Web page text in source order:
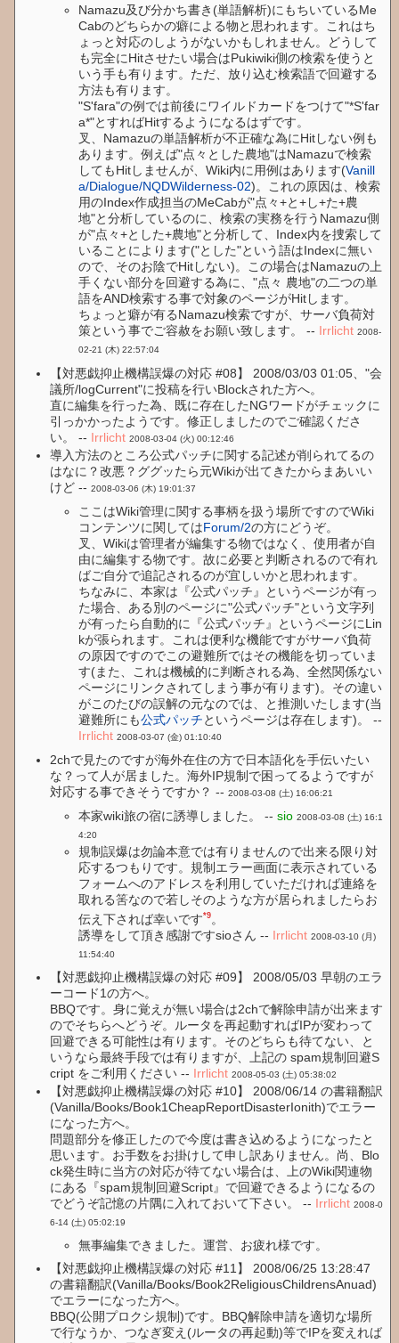
Namazu及び分かち書き(単語解析)にもちいているMe
Cabのどちらかの癖による物と思われます。これはち
ょっと対応のしようがないかもしれません。どうして
も完全にHitさせたい場合はPukiwiki側の検索を使うと
いう手も有ります。ただ、放り込む検索語で回避する
方法も有ります。
"S'fara"の例では前後にワイルドカードをつけて"*S'far
a*"とすればHitするようになるはずです。
叉、Namazuの単語解析が不正確な為にHitしない例も
あります。例えば"点々とした農地"はNamazuで検索
してもHitしませんが、Wiki内に用例はあります(Vanill
a/Dialogue/NQDWilderness-02)。これの原因は、検索
用のIndex作成担当のMeCabが"点々+と+し+た+農
地"と分析しているのに、検索の実務を行うNamazu側
が"点々+とした+農地"と分析して、Index内を捜索して
いることによります("とした"という語はIndexに無い
ので、そのお陰でHitしない)。この場合はNamazuの上
手くない部分を回避する為に、"点々 農地"の二つの単
語をAND検索する事で対象のページがHitします。
ちょっと癖が有るNamazu検索ですが、サーバ負荷対
策という事でご容赦をお願い致します。 -- Irrlicht 2008-
02-21 (木) 22:57:04
【対悪戯抑止機構誤爆の対応 #08】 2008/03/03 01:05、"会
議所/logCurrent"に投稿を行いBlockされた方へ。
直に編集を行った為、既に存在したNGワードがチェックに
引っかかったようです。修正しましたのでご確認くださ
い。 -- Irrlicht 2008-03-04 (火) 00:12:46
導入方法のところ公式パッチに関する記述が削られてるの
はなに？改悪？ググッたら元Wikiが出てきたからまあいい
けど --2008-03-06 (木) 19:01:37
ここはWiki管理に関する事柄を扱う場所ですのでWiki
コンテンツに関してはForum/2の方にどうぞ。
叉、Wikiは管理者が編集する物ではなく、使用者が自
由に編集する物です。故に必要と判断されるので有れ
ばご自分で追記されるのが宜しいかと思われます。
ちなみに、本家は『公式パッチ』というページが有っ
た場合、ある別のページに"公式パッチ"という文字列
が有ったら自動的に『公式パッチ』というページにLin
kが張られます。これは便利な機能ですがサーバ負荷
の原因ですのでこの避難所ではその機能を切っていま
す(また、これは機械的に判断される為、全然関係ない
ページにリンクされてしまう事が有ります)。その違い
がこのたびの誤解の元なのでは、と推測いたします(当
避難所にも公式パッチというページは存在します)。 --
Irrlicht 2008-03-07 (金) 01:10:40
2chで見たのですが海外在住の方で日本語化を手伝いたい
な？って人が居ました。海外IP規制で困ってるようですが
対応する事できそうですか？ --2008-03-08 (土) 16:06:21
本家wiki旅の宿に誘導しました。 --sio 2008-03-08 (土) 16:1
4:20
規制誤爆は勿論本意では有りませんので出来る限り対
応するつもりです。規制エラー画面に表示されている
フォームへのアドレスを利用していただければ連絡を
取れる筈なので若しそのような方が居られましたらお
伝え下されば幸いです*9 。
誘導をして頂き感謝ですsioさん -- Irrlicht 2008-03-10 (月)
11:54:40
【対悪戯抑止機構誤爆の対応 #09】 2008/05/03 早朝のエラ
ーコード1の方へ。
BBQです。身に覚えが無い場合は2chで解除申請が出来ます
のでそちらへどうぞ。ルータを再起動すればIPが変わって
回避できる可能性は有ります。そのどちらも待てない、と
いうなら最終手段では有りますが、上記の spam規制回避S
cript をご利用ください -- Irrlicht 2008-05-03 (土) 05:38:02
【対悪戯抑止機構誤爆の対応 #10】 2008/06/14 の書籍翻訳
(Vanilla/Books/Book1CheapReportDisasterIonith)でエラー
になった方へ。
問題部分を修正したので今度は書き込めるようになったと
思います。お手数をお掛けして申し訳ありません。尚、Blo
ck発生時に当方の対応が待てない場合は、上のWiki関連物
にある『spam規制回避Script』で回避できるようになるの
でどうぞ記憶の片隅に入れておいて下さい。 -- Irrlicht 2008-0
6-14 (土) 05:02:19
無事編集できました。運営、お疲れ様です。
【対悪戯抑止機構誤爆の対応 #11】 2008/06/25 13:28:47
の書籍翻訳(Vanilla/Books/Book2ReligiousChildrensAnuad)
でエラーになった方へ。
BBQ(公開プロクシ規制)です。BBQ解除申請を適切な場所
で行なうか、つなぎ変え(ルータの再起動)等でIPを変えれば